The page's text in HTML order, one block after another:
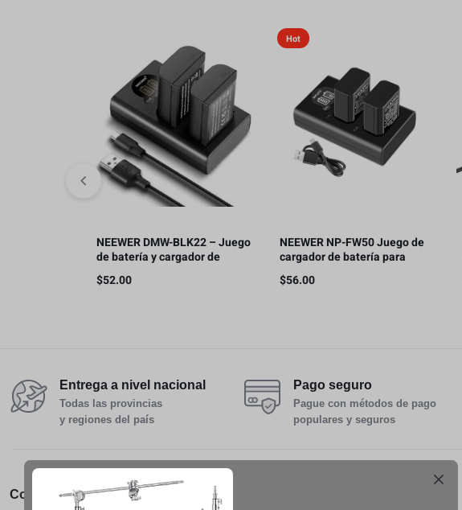
NEEWER DMW-BLK22 – Juego
de batería y cargador de
repuesto, 2 baterías de 2400
mAh y cargador USB de doble
$52.00
Hot
NEEWER NP-FW50 Juego de
cargador de batería para
SONY cámara NP-FW50
compatible
$56.00
Entrega a nivel nacional
Todas las provincias
y regiones del país
Pago seguro
Pague con métodos de pago
populares y seguros
Conócenos Servicio al Cliente